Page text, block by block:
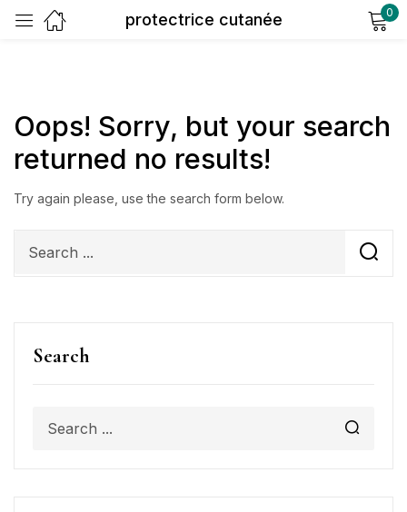
protectrice cutanée 0
Search
Oops! Sorry, but your search
returned no results!
Try again please, use the search form below.